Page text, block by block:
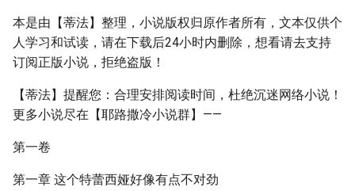
本是由【蒂法】整理，小说版权归原作者所有，文本仅供个
人学习和试读，请在下载后24小时内删除，想看请去支持
订阅正版小说，拒绝盗版！
【蒂法】提醒您：合理安排阅读时间，杜绝沉迷网络小说！
更多小说尽在【耶路撒冷小说群】——
第一卷
第一章 这个特蕾西娅好像有点不对劲